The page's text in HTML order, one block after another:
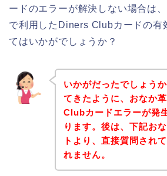
ードのエラーが解決しない場合は
で利用したDiners Clubカードの有
てはいかがでしょうか？
いかがだったでしょう
てきたように、おなか
Clubカードエラーが発
ります。後は、下記お
トより、直接質問され
れません。